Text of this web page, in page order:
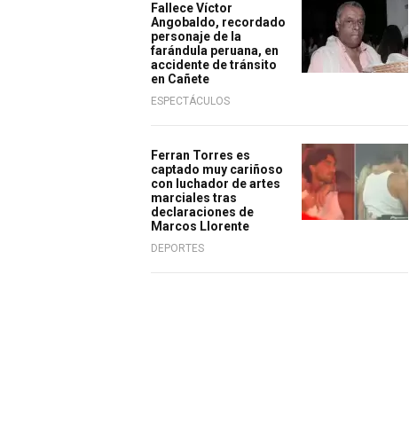
Fallece Víctor
Angobaldo, recordado
personaje de la
farándula peruana, en
accidente de tránsito
en Cañete
ESPECTÁCULOS
Ferran Torres es
captado muy cariñoso
con luchador de artes
marciales tras
declaraciones de
Marcos Llorente
DEPORTES